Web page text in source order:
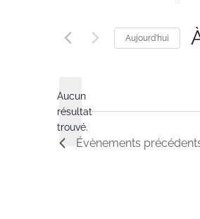
Notice
Aucun
résultat
trouvé.
Aujourd’hui
Évènements